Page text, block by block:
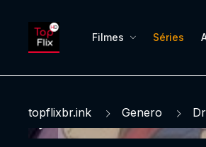
Filmes Séries
topflixbr.ink Genero